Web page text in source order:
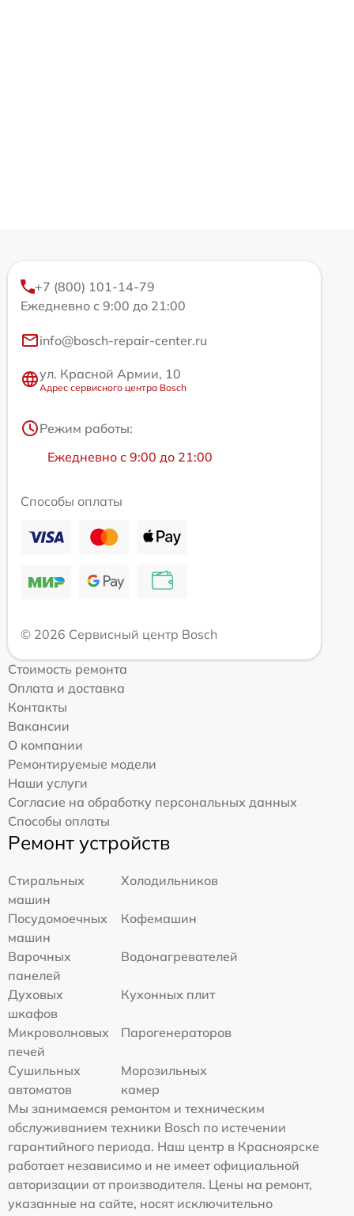
+7 (800) 101-14-79
Ежедневно с 9:00 до 21:00
info@bosch-repair-center.ru
ул. Красной Армии, 10
Адрес сервисного центра Bosch
Режим работы:
Ежедневно с 9:00 до 21:00
Способы оплаты
© 2026 Сервисный центр Bosch
Стоимость ремонта
Оплата и доставка
Контакты
Вакансии
О компании
Ремонтируемые модели
Наши услуги
Согласие на обработку персональных данных
Способы оплаты
Ремонт устройств
Стиральных
машин
Холодильников
Посудомоечных
машин
Кофемашин
Варочных
панелей
Водонагревателей
Духовых
шкафов
Кухонных плит
Микроволновых
печей
Парогенераторов
Сушильных
автоматов
Морозильных
камер
Мы занимаемся ремонтом и техническим
обслуживанием техники Bosch по истечении
гарантийного периода. Наш центр в Красноярске
работает независимо и не имеет официальной
авторизации от производителя. Цены на ремонт,
указанные на сайте, носят исключительно